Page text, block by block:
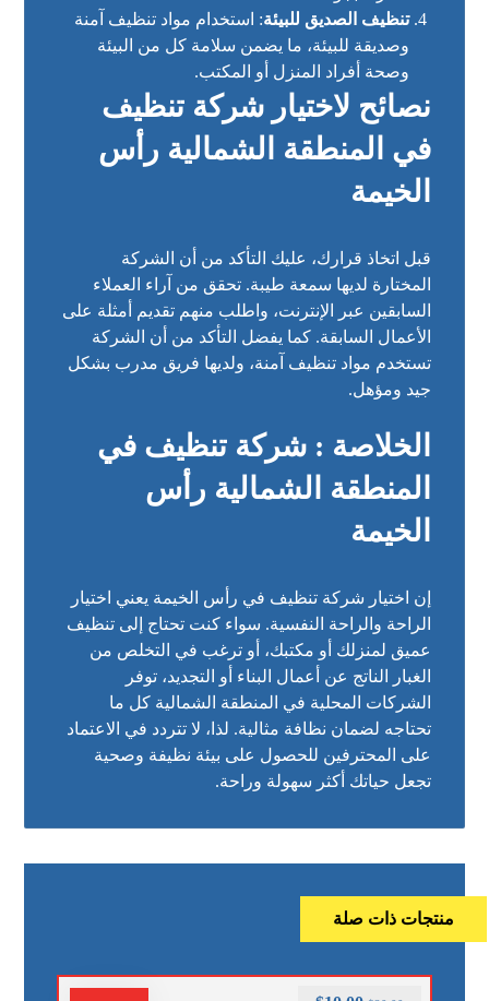
تنظيف الصديق للبيئة: استخدام مواد تنظيف آمنة
وصديقة للبيئة، ما يضمن سلامة كل من البيئة
وصحة أفراد المنزل أو المكتب.
نصائح لاختيار شركة تنظيف
في المنطقة الشمالية رأس
الخيمة
قبل اتخاذ قرارك، عليك التأكد من أن الشركة
المختارة لديها سمعة طيبة. تحقق من آراء العملاء
السابقين عبر الإنترنت، واطلب منهم تقديم أمثلة على
الأعمال السابقة. كما يفضل التأكد من أن الشركة
تستخدم مواد تنظيف آمنة، ولديها فريق مدرب بشكل
جيد ومؤهل.
الخلاصة : شركة تنظيف في
المنطقة الشمالية رأس
الخيمة
إن اختيار شركة تنظيف في رأس الخيمة يعني اختيار
الراحة والراحة النفسية. سواء كنت تحتاج إلى تنظيف
عميق لمنزلك أو مكتبك، أو ترغب في التخلص من
الغبار الناتج عن أعمال البناء أو التجديد، توفر
الشركات المحلية في المنطقة الشمالية كل ما
تحتاجه لضمان نظافة مثالية. لذا، لا تتردد في الاعتماد
على المحترفين للحصول على بيئة نظيفة وصحية
تجعل حياتك أكثر سهولة وراحة.
منتجات ذات صلة